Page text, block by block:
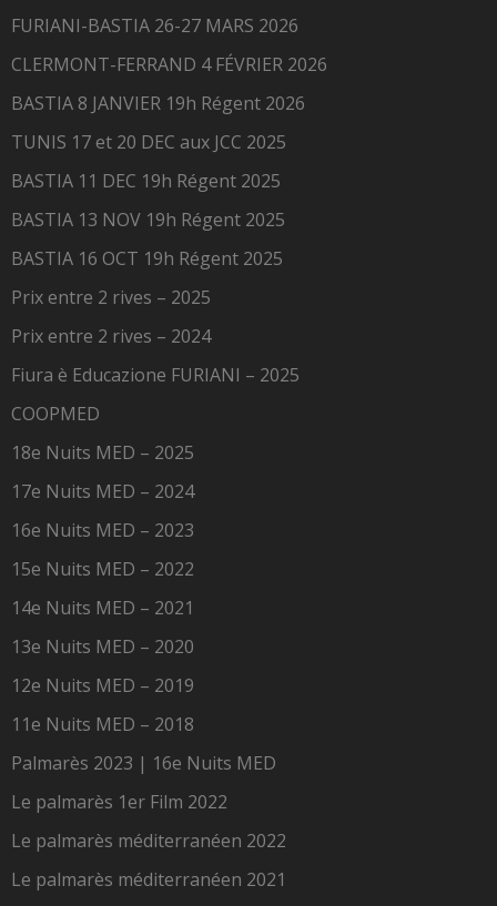
FURIANI-BASTIA 26-27 MARS 2026
CLERMONT-FERRAND 4 FÉVRIER 2026
BASTIA 8 JANVIER 19h Régent 2026
TUNIS 17 et 20 DEC aux JCC 2025
BASTIA 11 DEC 19h Régent 2025
BASTIA 13 NOV 19h Régent 2025
BASTIA 16 OCT 19h Régent 2025
Prix entre 2 rives – 2025
Prix entre 2 rives – 2024
Fiura è Educazione FURIANI – 2025
COOPMED
18e Nuits MED – 2025
17e Nuits MED – 2024
16e Nuits MED – 2023
15e Nuits MED – 2022
14e Nuits MED – 2021
13e Nuits MED – 2020
12e Nuits MED – 2019
11e Nuits MED – 2018
Palmarès 2023 | 16e Nuits MED
Le palmarès 1er Film 2022
Le palmarès méditerranéen 2022
Le palmarès méditerranéen 2021